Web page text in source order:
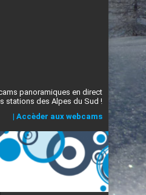
panoramiques en direct
stations des Alpes du Sud !
| Accèder aux webcams